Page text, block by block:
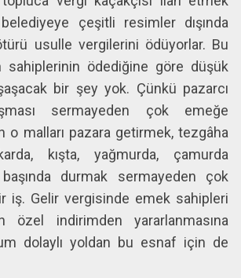
belediyeye çeşitli resimler dışında
usulle vergilerini ödüyorlar. Bu
sahiplerinin ödediğine göre düşük
bir şey yok. Çünkü pazarcı
sermayeden çok emeğe
o malları pazara getirmek, tezgâha
kışta, yağmurda, çamurda
durmak sermayeden çok
iş. Gelir vergisinde emek sahipleri
özel indirimden yararlanmasına
dolaylı yoldan bu esnaf için de